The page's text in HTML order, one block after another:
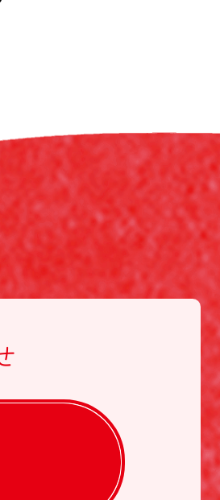
、過去に会員除名処分を受けたことがある場
ただきます。
します。
。また当社が提供する情報についていかなる
があります。
する会員又は他の第三者が被った損害につい